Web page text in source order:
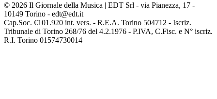
© 2026 Il Giornale della Musica | EDT Srl - via Pianezza, 17 -
10149 Torino - edt@edt.it
Cap.Soc. €101.920 int. vers. - R.E.A. Torino 504712 - Iscriz.
Tribunale di Torino 268/76 del 4.2.1976 - P.IVA, C.Fisc. e N° iscriz.
R.I. Torino 01574730014